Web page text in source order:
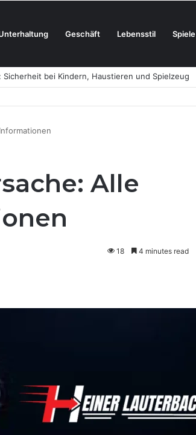
Geschäft Lebensstil Spiele
neu definiert
Alle
18 4 minutes read